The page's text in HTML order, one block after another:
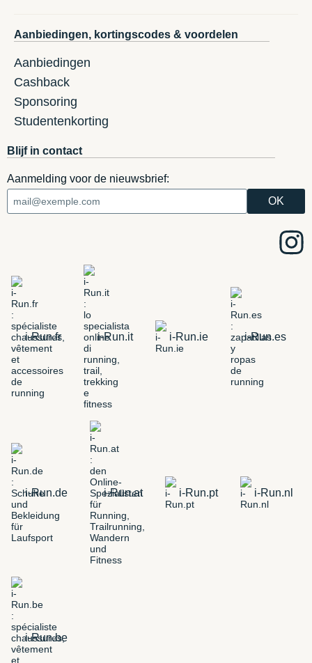
Aanbiedingen, kortingscodes & voordelen
Aanbiedingen
Cashback
Sponsoring
Studentenkorting
Blijf in contact
Aanmelding voor de nieuwsbrief:
i-Run.fr i-Run.it i-Run.ie i-Run.es
i-Run.de i-Run.at i-Run.pt i-Run.nl
i-Run.be